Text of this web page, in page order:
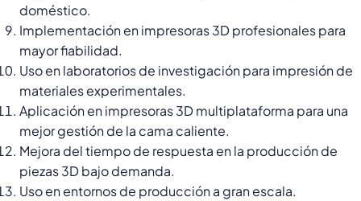
doméstico.
Implementación en impresoras 3D profesionales para
mayor fiabilidad.
Uso en laboratorios de investigación para impresión de
materiales experimentales.
Aplicación en impresoras 3D multiplataforma para una
mejor gestión de la cama caliente.
Mejora del tiempo de respuesta en la producción de
piezas 3D bajo demanda.
Uso en entornos de producción a gran escala.